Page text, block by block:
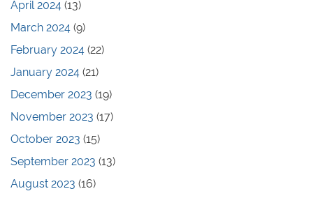
April 2024 (13)
March 2024 (9)
February 2024 (22)
January 2024 (21)
December 2023 (19)
November 2023 (17)
October 2023 (15)
September 2023 (13)
August 2023 (16)